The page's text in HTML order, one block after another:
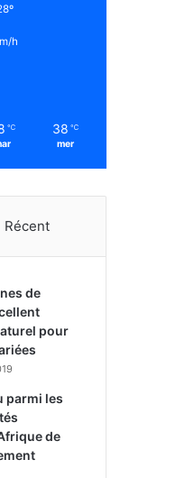
h
℃ 38 ℃
mer
Récent
de
pour
parmi les
de